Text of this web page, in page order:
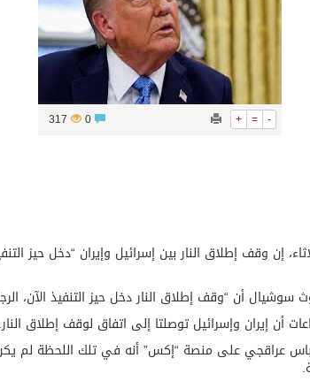
في إزالة الألغام
ملزمة
+ = -
317
إن وقف إطلاق النار بين إسرائيل وإيران “دخل حيز
أن “وقف إطلاق النار دخل حيز التنفيذ الآن،
أن إيران وإسرائيل توصلتا إلى اتفاق لوقف إطلاق النار.
عباس عراقجي على منصة “إكس” أنه في تلك اللحظة